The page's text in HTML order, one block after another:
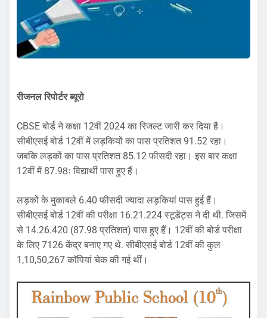
रीजनल रिपोर्टर ब्यूरो
CBSE बोर्ड ने कक्षा 12वीं 2024 का रिजल्ट जारी कर दिया है।
सीबीएसई बोर्ड 12वीं में लड़कियों का पास प्रतिशत 91.52 रहा।
जबकि लड़कों का पास प्रतिशत 85.12 फीसदी रहा। इस बार कक्षा
12वीं में 87.98ः विद्यार्थी पास हुए हैं।
लड़कों के मुकाबले 6.40 फीसदी ज्यादा लड़कियां पास हुई हैं।
सीबीएसई बोर्ड 12वीं की परीक्षा 16.21.224 स्टूडेंट्स ने दी थी. जिसमें
से 14.26.420 (87.98 प्रतिशत) पास हुए हैं। 12वीं की बोर्ड परीक्षा
के लिए 7126 केंद्र बनाए गए थे. सीबीएसई बोर्ड 12वीं की कुल
1,10,50,267 काॅपियां चेक की गई थीं।